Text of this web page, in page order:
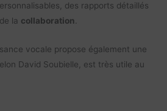
des rapports détaillés
la collaboration
vocale propose également une
David Soubielle, est très utile au